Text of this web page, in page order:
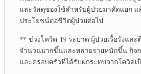
และวัสดุของใช้สำหรับผู้ป่วยมาคัดแยก แ
ประโยชน์ต่อชีวิตผู้ป่วยต่อไป
** ช่วงโควิด-19 ระบาด ผู้ป่วยเรื้อรังและ
จำนวนมากขึ้นและหลายรายหนักขึ้น กิจ
และครอบครัวที่ได้รับผกระทบจากโควิดเ